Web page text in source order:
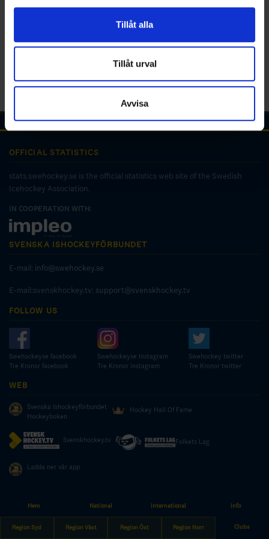
för sociala medier och analysera vår trafik. Vi
vidarebefordrar även sådana identifierare och annan
annons- och analysföretag som vi samarbetar med.
Dessa kan i sin tur kombinera informationen med annan
information som du har tillhandahållit eller som de har
samlat in när du har använt deras tjänster.
Tillåt alla
Tillåt urval
Avvisa
Hem National International Info
Region Syd Region Väst Region Öst Region Norr Clubs
OFFICIAL STATISTICS
stats.swehockey.se is the official statistics web site of the Swedish
Icehockey Association.
IN COOPERATION WITH:
SVENSKA ISHOCKEYFÖRBUNDET
E-mail: info@swehockey.se
E-mail:svenskhockey.tv: support@svenskhockey.tv
FOLLOW US
Swehockeyse facebook
Tre Kronor facebook
Swehockeyse Instagram
Tre Kronor instagram
Swehockey twitter
Tre Kronor twitter
WEB
Svenska Ishockeyförbundet
Hockeyboken
Hockey Hall Of Fame
Svenskhockey.tv Folkets Lag
Ladda ner vår app